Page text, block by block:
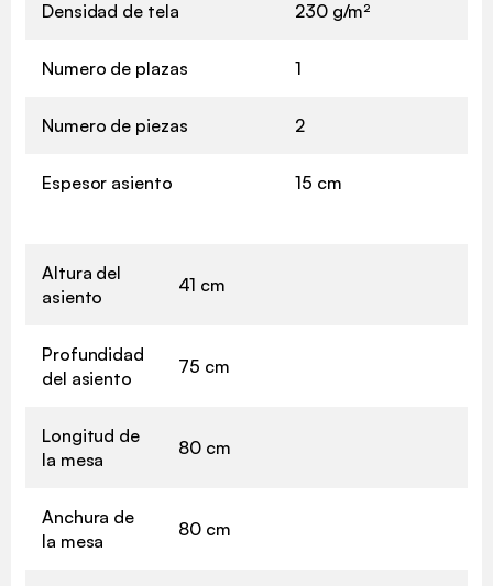
Densidad de tela 230 g/m²
Numero de plazas 1
Numero de piezas 2
Espesor asiento 15 cm
Altura del
asiento
41 cm
Profundidad
del asiento
75 cm
Longitud de
la mesa
80 cm
Anchura de
la mesa
80 cm